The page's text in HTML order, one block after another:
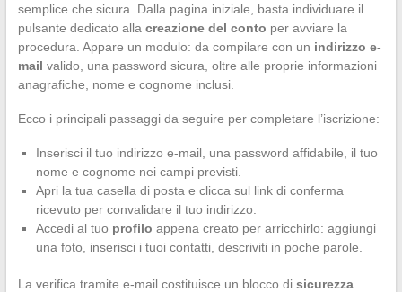
semplice che sicura. Dalla pagina iniziale, basta individuare il
pulsante dedicato alla creazione del conto per avviare la
procedura. Appare un modulo: da compilare con un indirizzo e-
mail valido, una password sicura, oltre alle proprie informazioni
anagrafiche, nome e cognome inclusi.
Ecco i principali passaggi da seguire per completare l’iscrizione:
Inserisci il tuo indirizzo e-mail, una password affidabile, il tuo
nome e cognome nei campi previsti.
Apri la tua casella di posta e clicca sul link di conferma
ricevuto per convalidare il tuo indirizzo.
Accedi al tuo profilo appena creato per arricchirlo: aggiungi
una foto, inserisci i tuoi contatti, descriviti in poche parole.
La verifica tramite e-mail costituisce un blocco di sicurezza